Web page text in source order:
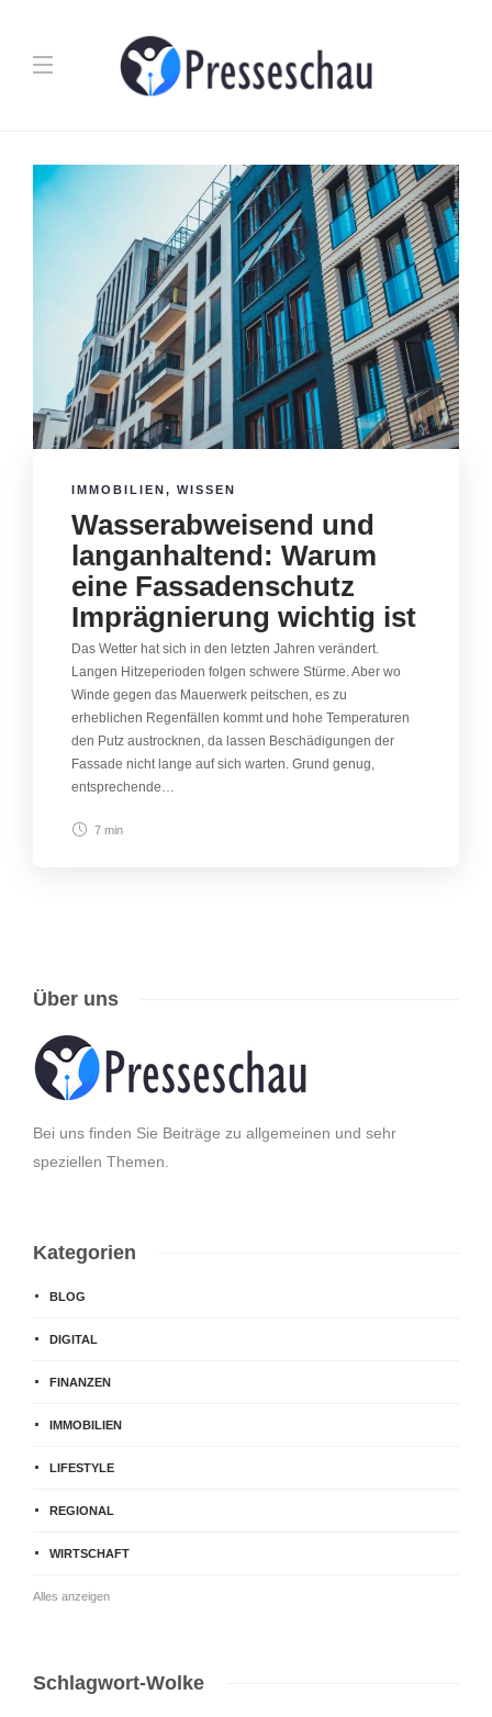
IMMOBILIEN, WISSEN
Wasserabweisend und
langanhaltend: Warum
eine Fassadenschutz
Imprägnierung wichtig ist
Das Wetter hat sich in den letzten Jahren verändert.
Langen Hitzeperioden folgen schwere Stürme. Aber wo
Winde gegen das Mauerwerk peitschen, es zu
erheblichen Regenfällen kommt und hohe Temperaturen
den Putz austrocknen, da lassen Beschädigungen der
Fassade nicht lange auf sich warten. Grund genug,
entsprechende…
7 min
Über uns
Bei uns finden Sie Beiträge zu allgemeinen und sehr
speziellen Themen.
Kategorien
BLOG
DIGITAL
FINANZEN
IMMOBILIEN
LIFESTYLE
REGIONAL
WIRTSCHAFT
Alles anzeigen
Schlagwort-Wolke